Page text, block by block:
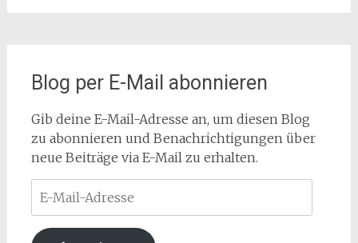
Blog per E-Mail abonnieren
Gib deine E-Mail-Adresse an, um diesen Blog
zu abonnieren und Benachrichtigungen über
neue Beiträge via E-Mail zu erhalten.
Mail-
Adresse